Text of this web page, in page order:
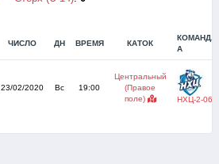
ЧИСЛО ДН ВРЕМЯ КАТОК
КОМАНДА
А
23/02/2020 Вс 19:00
Центральный
(Правое
поле)
НХЦ-2-06